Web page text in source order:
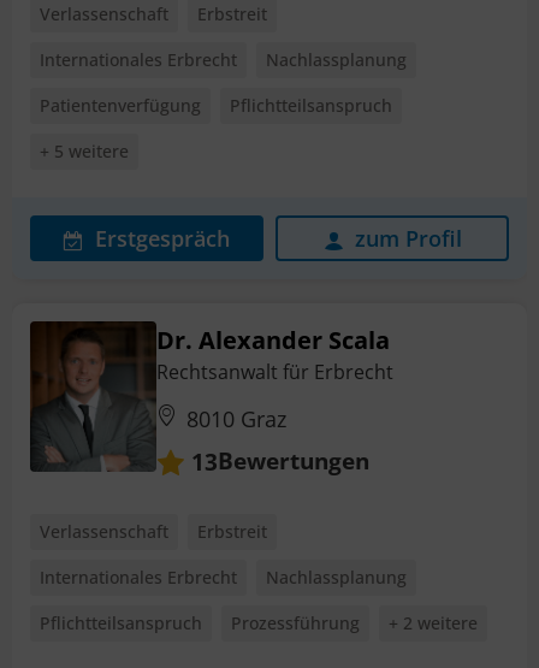
Verlassenschaft
Erbstreit
Internationales Erbrecht
Nachlassplanung
Patientenverfügung
Pflichtteilsanspruch
+ 5 weitere
Erstgespräch zum Profil
Dr. Alexander Scala
Rechtsanwalt für Erbrecht
8010 Graz
13Bewertungen
Verlassenschaft
Erbstreit
Internationales Erbrecht
Nachlassplanung
Pflichtteilsanspruch
Prozessführung + 2 weitere